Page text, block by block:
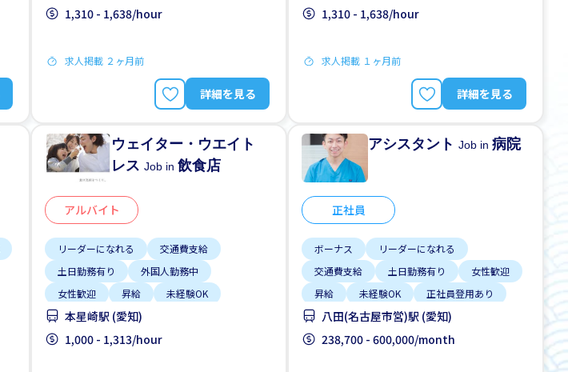
1,310 - 1,638/hour
求人掲載 ２ヶ月前
詳細を見る
1,310 - 1,638/hour
求人掲載 １ヶ月前
詳細を見る
ウェイター・ウエイト
レスJob in飲食店
アルバイト
リーダーになれる
交通費支給
土日勤務有り
外国人勤務中
女性歓迎
昇給
未経験OK
正社員登用あり
本星崎駅 (愛知)
1,000 - 1,313/hour
アシスタントJob in病院
正社員
ボーナス
リーダーになれる
交通費支給
土日勤務有り
女性歓迎
昇給
未経験OK
正社員登用あり
残業少ない
八田(名古屋市営)駅 (愛知)
238,700 - 600,000/month